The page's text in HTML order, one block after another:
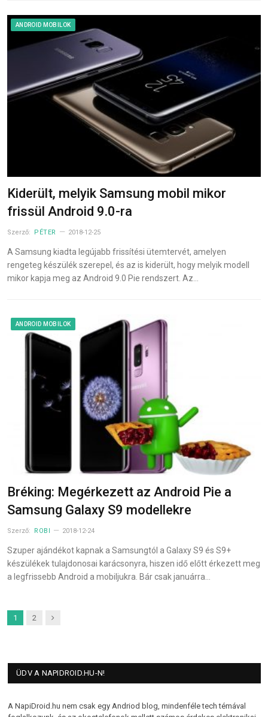
ANDROID MOBILOK
Kiderült, melyik Samsung mobil mikor
frissül Android 9.0-ra
Szerző: PÉTER 2018-12-25
A Samsung kiadta legújabb frissítési ütemtervét, amelyen
rengeteg készülék szerepel, és az is kiderült, hogy melyik modell
mikor kapja meg az Android 9.0 Pie rendszert. Az…
ANDROID MOBILOK
Bréking: Megérkezett az Android Pie a
Samsung Galaxy S9 modellekre
Szerző: ROBI 2018-12-24
Szuper ajándékot kapnak a Samsungtól a Galaxy S9 és S9+
készülékek tulajdonosai karácsonyra, hiszen idő előtt érkezett meg
a legfrissebb Android a mobiljukra. Bár csak januárra…
1 2 Next
ÜDV A NAPIDROID.HU-N!
A NapiDroid.hu nem csak egy Andriod blog, mindenféle tech témával